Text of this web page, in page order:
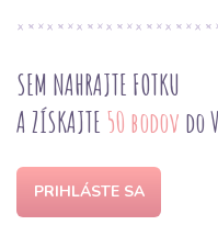
SEM NAHRAJTE FOTKU
A ZÍSKAJTE 50 bodov do
PRIHLÁSTE SA